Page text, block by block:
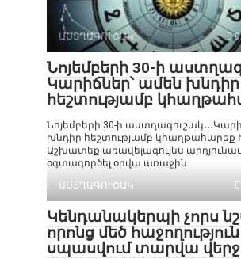
ԱՍՏՂԱԳՈՒՇԱԿ 0
Նոյեմբերի 30-ի
Կարիճներ՝ ամեն խնդիր
հեշտությամբ
Նոյեմբերի 30-ի
խնդիր հեշտությամբ կհաղթահարեք
Աշխատեք առավելագույնս
օգտագործել օրվա առաջին
ԱՍՏՂԱԳՈՒՇԱԿ
Կենդանակերպի չորս
որոնց մեծ հաջողություն
սպասվում տարվա